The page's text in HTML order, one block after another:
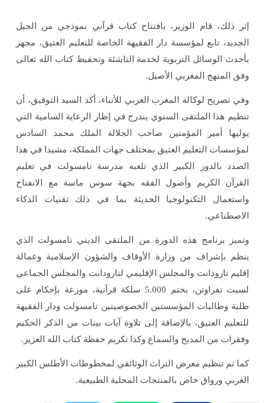
إثر ذلك، قام الوزير، بافتتاح كتاب قرآني نموذجي من الجيل
الجديد، تابع لمؤسسة دار الفقيهة الخاصة للتعليم العتيق، مجهز
بأحدث الوسائل التربوية لخدمة الناشئة وتحفيظ كتاب الله تعالى
وفق المنهج المغربي الأصيل.
وفي تصريح لوكالة المغرب العربي للأنباء، أكد السيد التوفيق، أن
تنظيم هذا الملتقى السنوي يندرج في إطار الرعاية السامية التي
يوليها أمير المؤمنين صاحب الجلالة الملك محمد السادس
لمؤسسات التعليم العتيق بمختلف جهات المملكة، مشيدا في هذا
الصدد بالدور الكبير الذي تلعبه مدرسة تامسولت في تعليم
القرآن الكريم وأصول الفقه بجهة سوس ماسة مع الانفتاح
واستعمال التكنولوجيا الحديثة بما في ذلك تقنيات الذكاء
الاصطناعي.
وتميز برنامج هذه الدورة من الملتقى الديني تامسولت الذي
ينظم بإشراف من وزارة الأوقاف والشؤون الإسلامية وعمالة
إقليم تارودانت والمجلس الإقليمي لتارودانت والمجلس الجماعي
لسبت تفراوتن، بختم 5.000 سلكة قرآنية، موزعة بإحكام على
طلبة وطالبات المؤسستين الخصوصيتين تامسولت ودار الفقيهة
للتعليم العتيق، بالإضافة إلى تلاوة آيات بينات من الذكر الحكيم
وفقرات من المديح والسماع وكذا تكريم حفظة كتاب الله العزيز.
كما تم تنظيم معرض التراث الوثائقي لمخطوطات الأطلس الكبير
الغربي ورواق خاص بالمنتجات المحلية الطبيعية.